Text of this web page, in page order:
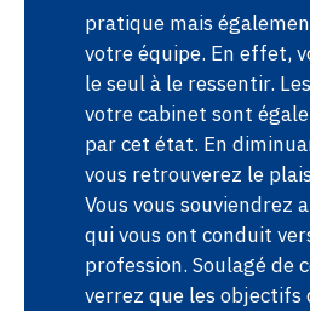
pratique mais
votre équipe. En effet,
le seul à le ressentir.
votre cabinet sont
par cet état. En
vous retrouverez le
Vous vous souviendrez
qui vous ont conduit
profession. Soulagé de
verrez que les objectifs